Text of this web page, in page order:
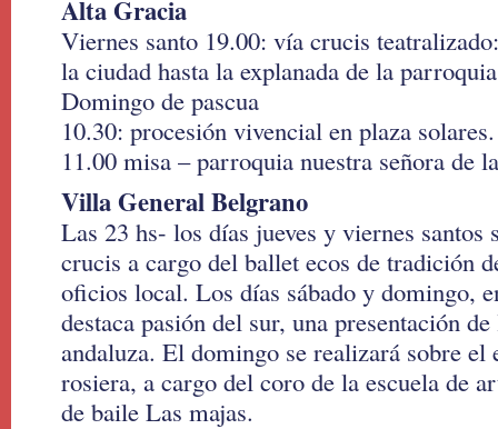
Alta Gracia
Viernes santo 19.00: vía crucis
la ciudad hasta la explanada de la
Domingo de pascua
10.30: procesión vivencial en plaza solares.
11.00 misa – parroquia nuestra señora de
Villa General Belgrano
Las 23 hs- los días jueves y viernes santos
crucis a cargo del ballet ecos de tradición
oficios local. Los días sábado y domingo,
destaca pasión del sur, una presentación
andaluza. El domingo se realizará sobre el
rosiera, a cargo del coro de la escuela de
de baile Las majas.